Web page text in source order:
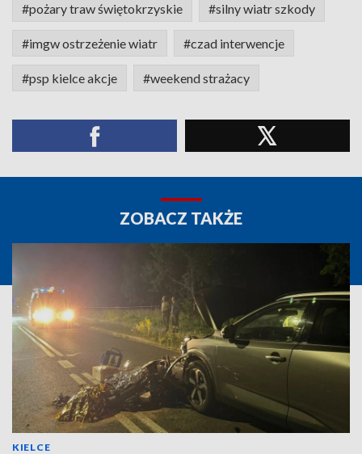
#pożary traw świętokrzyskie #silny wiatr szkody
#imgw ostrzeżenie wiatr #czad interwencje
#psp kielce akcje #weekend strażacy
ZOBACZ TAKŻE
KIELCE